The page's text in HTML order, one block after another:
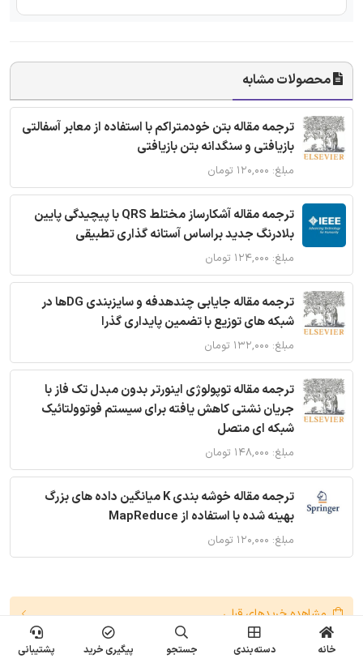
محصولات مشابه
ترجمه مقاله بتن خودمتراکم با استفاده از معابر آسفالتی
بازیافتی و سنگدانه بتن بازیافتی
مبلغ: ۱۲۰,۰۰۰ تومان
ترجمه مقاله آشکارساز مختلط QRS با پیچیدگی پایین
بلادرنگ جدید براساس آستانه گذاری تطبیقی
مبلغ: ۱۲۴,۰۰۰ تومان
ترجمه مقاله جایابی چندهدفه و سایزبندی DGها در
شبکه های توزیع با تضمین پایداری گذرا
مبلغ: ۱۳۲,۰۰۰ تومان
ترجمه مقاله توپولوژی اینورتر بدون مبدل تک فاز با
جریان نشتی کاهش یافته برای سیستم فوتوولتائیک
شبکه ای متصل
مبلغ: ۱۴۸,۰۰۰ تومان
ترجمه مقاله خوشه بندی K میانگین داده های بزرگ
بهینه شده با استفاده از MapReduce
مبلغ: ۱۲۰,۰۰۰ تومان
مشاهده خریدهای قبلی
سوالات متداول
خانه دسته‌بندی جستجو پیگیری خرید پشتیبانی